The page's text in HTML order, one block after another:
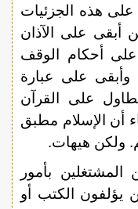
على هذه الجزئيات
أبقى على الآذان
على أحكام الوقف
وأبقى على عبارة
على القرآن
أن الإسلام مطبق
ولكن هيهات.
بأمور
يؤلفون الكتب أو